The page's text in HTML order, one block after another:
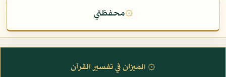
۞محفظتي
۞ الميزان في تفسير القرآن